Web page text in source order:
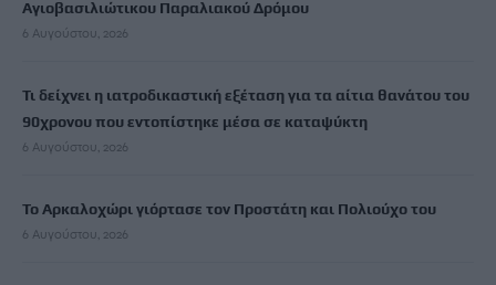
Αγιοβασιλιώτικου Παραλιακού Δρόμου
6 Αυγούστου, 2026
Τι δείχνει η ιατροδικαστική εξέταση για τα αίτια θανάτου του
90χρονου που εντοπίστηκε μέσα σε καταψύκτη
6 Αυγούστου, 2026
Το Αρκαλοχώρι γιόρτασε τον Προστάτη και Πολιούχο του
6 Αυγούστου, 2026